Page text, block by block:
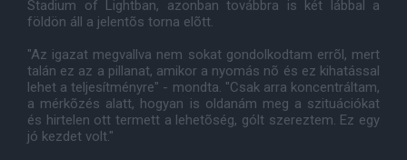
Stadium of Lightban, azonban továbbra is két lábbal a
földön áll a jelentõs torna elõtt.
"Az igazat megvallva nem sokat gondolkodtam errõl, mert
talán ez az a pillanat, amikor a nyomás nõ és ez kihatással
lehet a teljesítményre" - mondta. "Csak arra koncentráltam,
a mérkõzés alatt, hogyan is oldanám meg a szituációkat
és hirtelen ott termett a lehetõség, gólt szereztem. Ez egy
jó kezdet volt."